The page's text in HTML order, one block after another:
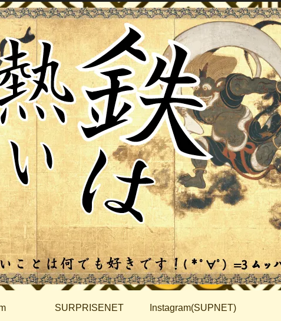
SURPRISENET Instagram(SUPNET)